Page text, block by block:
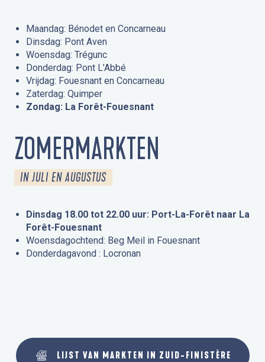
Maandag: Bénodet en Concarneau
Dinsdag: Pont Aven
Woensdag: Trégunc
Donderdag: Pont L’Abbé
Vrijdag: Fouesnant en Concarneau
Zaterdag: Quimper
Zondag: La Forêt-Fouesnant
ZOMERMARKTEN
IN JULI EN AUGUSTUS
Dinsdag 18.00 tot 22.00 uur: Port-La-Forêt naar La
Forêt-Fouesnant
Woensdagochtend: Beg Meil in Fouesnant
Donderdagavond : Locronan
LIJST VAN MARKTEN IN ZUID-FINISTÈRE